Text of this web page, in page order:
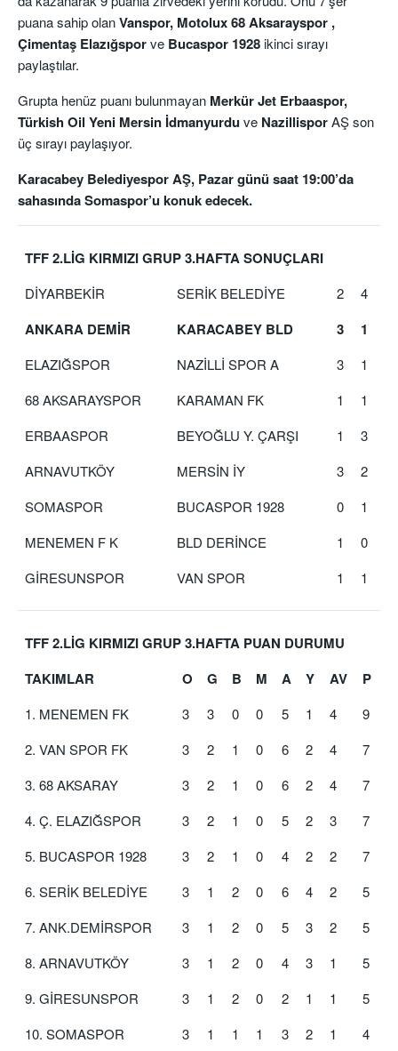
puana sahip olanVanspor, Motolux 68 Aksarayspor ,
Çimentaş Elazığsporve Bucaspor 1928ikinci sırayı
paylaştılar.
Grupta henüz puanı bulunmayan Merkür Jet Erbaaspor,
Türkish Oil Yeni Mersin İdmanyurduve NazillisporAŞ son
üç sırayı paylaşıyor.
Karacabey Belediyespor AŞ, Pazar günü saat 19:00’da
sahasında Somaspor’u konuk edecek.
TFF 2.LİG KIRMIZI GRUP 3.HAFTA SONUÇLARI
DİYARBEKİR SERİK BELEDİYE 2 4
ANKARA DEMİR KARACABEY BLD 3 1
ELAZIĞSPOR NAZİLLİ SPOR A 3
1
68 AKSARAYSPOR
KARAMAN FK 1
1
ERBAASPOR
BEYOĞLU Y. ÇARŞI 1
3
ARNAVUTKÖY
MERSİN İY 3
2
SOMASPOR
BUCASPOR 1928 0
1
MENEMEN F K
BLD DERİNCE 1
0
GİRESUNSPOR
VAN SPOR 1 1
TFF 2.LİG KIRMIZI GRUP 3.HAFTA PUAN DURUMU
TAKIMLAR
O G B M A Y AV P
1. MENEMEN FK 3 3 0 0 5 1 4
9
2. VAN SPOR FK
3 2 1 0 6 2 4
7
3. 68 AKSARAY
3 2 1 0 6 2 4
7
4. Ç. ELAZIĞSPOR
3 2 1 0 5 2 3
7
5. BUCASPOR 1928
3 2 1 0 4 2 2
7
6. SERİK BELEDİYE
3 1 2 0 6 4 2
5
7. ANK.DEMİRSPOR
3 1 2 0 5 3 2
5
8. ARNAVUTKÖY
3 1 2 0 4 3 1
5
9. GİRESUNSPOR
3 1 2 0 2 1 1
5
10. SOMASPOR
3 1 1 1 3 2 1
4